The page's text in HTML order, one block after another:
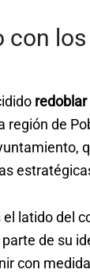
con
de
latido del
de su
con